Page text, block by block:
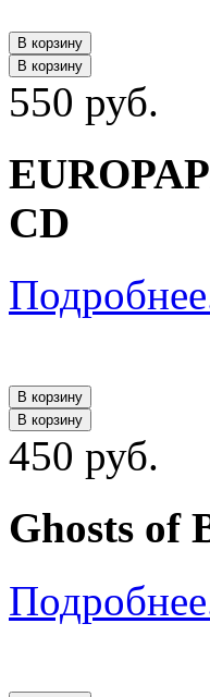
В корзину
В корзину
550 руб.
CD
В корзину
В корзину
450 руб.
Ghosts of